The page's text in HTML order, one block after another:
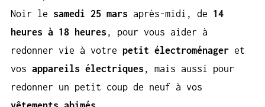
Noir le samedi 25 mars après-midi, de 14
heures à 18 heures , pour vous aider à
redonner vie à votre petit électroménager et
vos appareils électriques , mais aussi pour
redonner un petit coup de neuf à vos